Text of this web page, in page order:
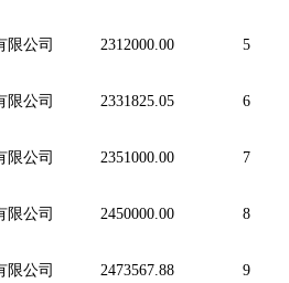
限公司 2312000.00 5
限公司 2331825.05 6
限公司 2351000.00 7
限公司 2450000.00 8
限公司 2473567.88 9